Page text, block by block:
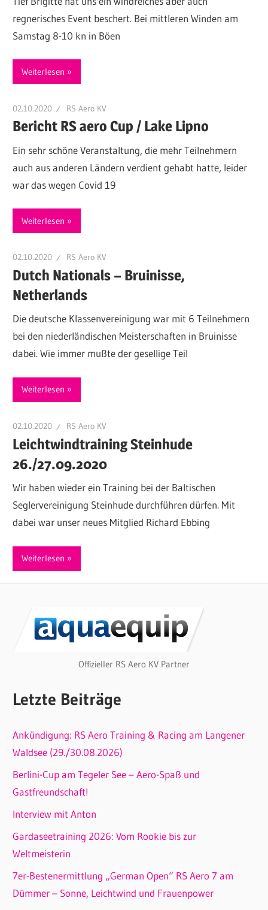
regnerisches Event beschert. Bei mittleren Winden am
Samstag 8-10 kn in Böen
Weiterlesen
02.10.2020 RS Aero KV
Bericht RS aero Cup / Lake Lipno
Ein sehr schöne Veranstaltung, die mehr Teilnehmern
auch aus anderen Ländern verdient gehabt hatte, leider
war das wegen Covid 19
Weiterlesen
02.10.2020 RS Aero KV
Dutch Nationals – Bruinisse,
Netherlands
Die deutsche Klassenvereinigung war mit 6 Teilnehmern
bei den niederländischen Meisterschaften in Bruinisse
dabei. Wie immer mußte der gesellige Teil
Weiterlesen
02.10.2020 RS Aero KV
Leichtwindtraining Steinhude
26./27.09.2020
Wir haben wieder ein Training bei der Baltischen
Seglervereinigung Steinhude durchführen dürfen. Mit
dabei war unser neues Mitglied Richard Ebbing
Weiterlesen
Offizieller RS Aero KV Partner
Letzte Beiträge
Ankündigung: RS Aero Training & Racing am Langener
Waldsee (29./30.08.2026)
Berlini-Cup am Tegeler See – Aero-Spaß und
Gastfreundschaft!
Interview mit Anton
Gardaseetraining 2026: Vom Rookie bis zur
Weltmeisterin
7er-Bestenermittlung „German Open“ RS Aero 7 am
Dümmer – Sonne, Leichtwind und Frauenpower